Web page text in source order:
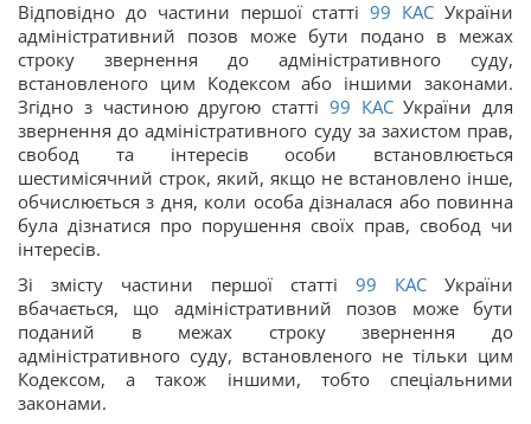
Відповідно до частини першої статті 99 КАС України
адміністративний позов може бути подано в межах
строку звернення до адміністративного суду,
встановленого цим Кодексом або іншими законами.
Згідно з частиною другою статті 99 КАСУкраїни для
звернення до адміністративного суду за захистом прав,
свобод та інтересів особи встановлюється
шестимісячний строк, який, якщо не встановлено інше,
обчислюється з дня, коли особа дізналася або повинна
була дізнатися про порушення своїх прав, свобод чи
інтересів.
Зі змісту частини першої статті 99 КАС України
вбачається, що адміністративний позов може бути
поданий в межах строку звернення до
адміністративного суду, встановленого не тільки цим
Кодексом, а також іншими, тобто спеціальними
законами.